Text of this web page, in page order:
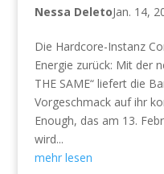
Nessa DeletoJan. 14,
Die Hardcore-Instanz
Energie zurück: Mit der
THE SAME“ liefert die
Vorgeschmack auf ihr
Enough, das am 13.
wird...
mehr lesen